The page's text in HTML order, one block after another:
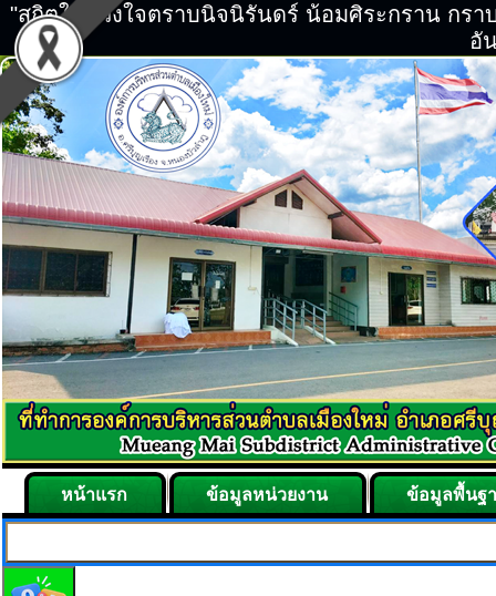
"สถิตในดวงใจตราบนิจนิรันดร์ น้อมศิระกราน ก
อั
หน้าแรก ข้อมูลหน่วยงาน ข้อมูลพื้นฐ